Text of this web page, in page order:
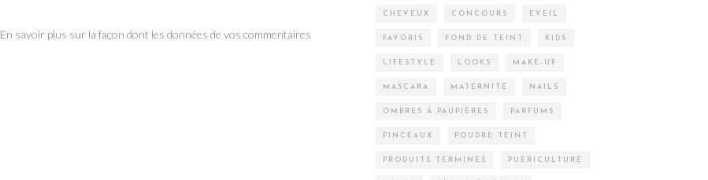
En savoir plus sur la façon dont les données de vos commentaires
CHEVEUX CONCOURS EVEIL
FAVORIS FOND DE TEINT KIDS
LIFESTYLE LOOKS MAKE-UP
MASCARA MATERNITÉ NAILS
OMBRES À PAUPIÈRES PARFUMS
PINCEAUX POUDRE TEINT
PRODUITS TERMINÉS PUÉRICULTURE